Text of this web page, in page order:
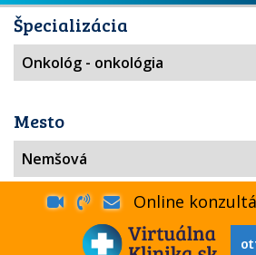
Špecializácia
Mesto
Online